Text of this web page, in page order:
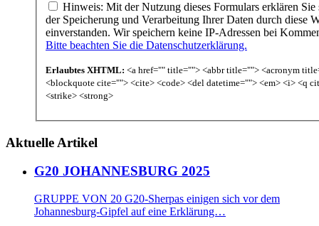
Hinweis: Mit der Nutzung dieses Formulars erklären Sie
der Speicherung und Verarbeitung Ihrer Daten durch diese
einverstanden. Wir speichern keine IP-Adressen bei
Bitte beachten Sie die Datenschutzerklärung.
Erlaubtes XHTML: <a href="" title=""> <abbr title=""> <acronym
<blockquote cite=""> <cite> <code> <del datetime=""> <em> <i> <q
<strike> <strong>
Aktuelle Artikel
G20 JOHANNESBURG 2025
GRUPPE VON 20 G20-Sherpas einigen sich vor dem
Johannesburg-Gipfel auf eine Erklärung…